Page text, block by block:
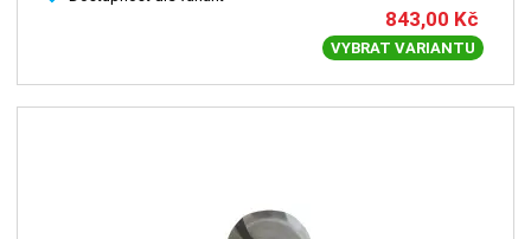
843,00 Kč
VYBRAT VARIANTU